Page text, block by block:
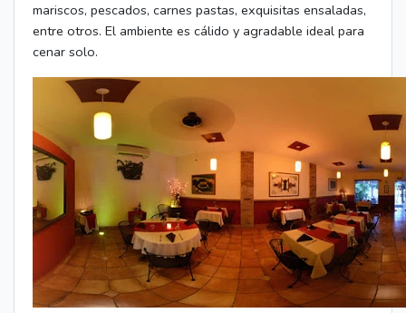
mariscos, pescados, carnes pastas, exquisitas ensaladas,
entre otros. El ambiente es cálido y agradable ideal para
cenar solo.